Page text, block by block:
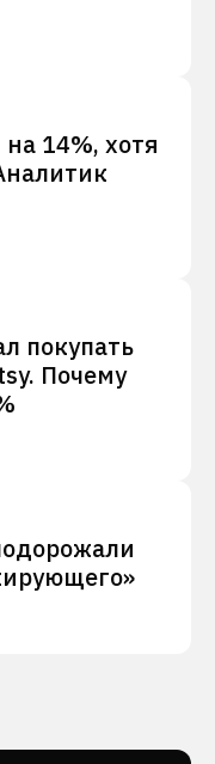
14%, хотя
покупать
Почему